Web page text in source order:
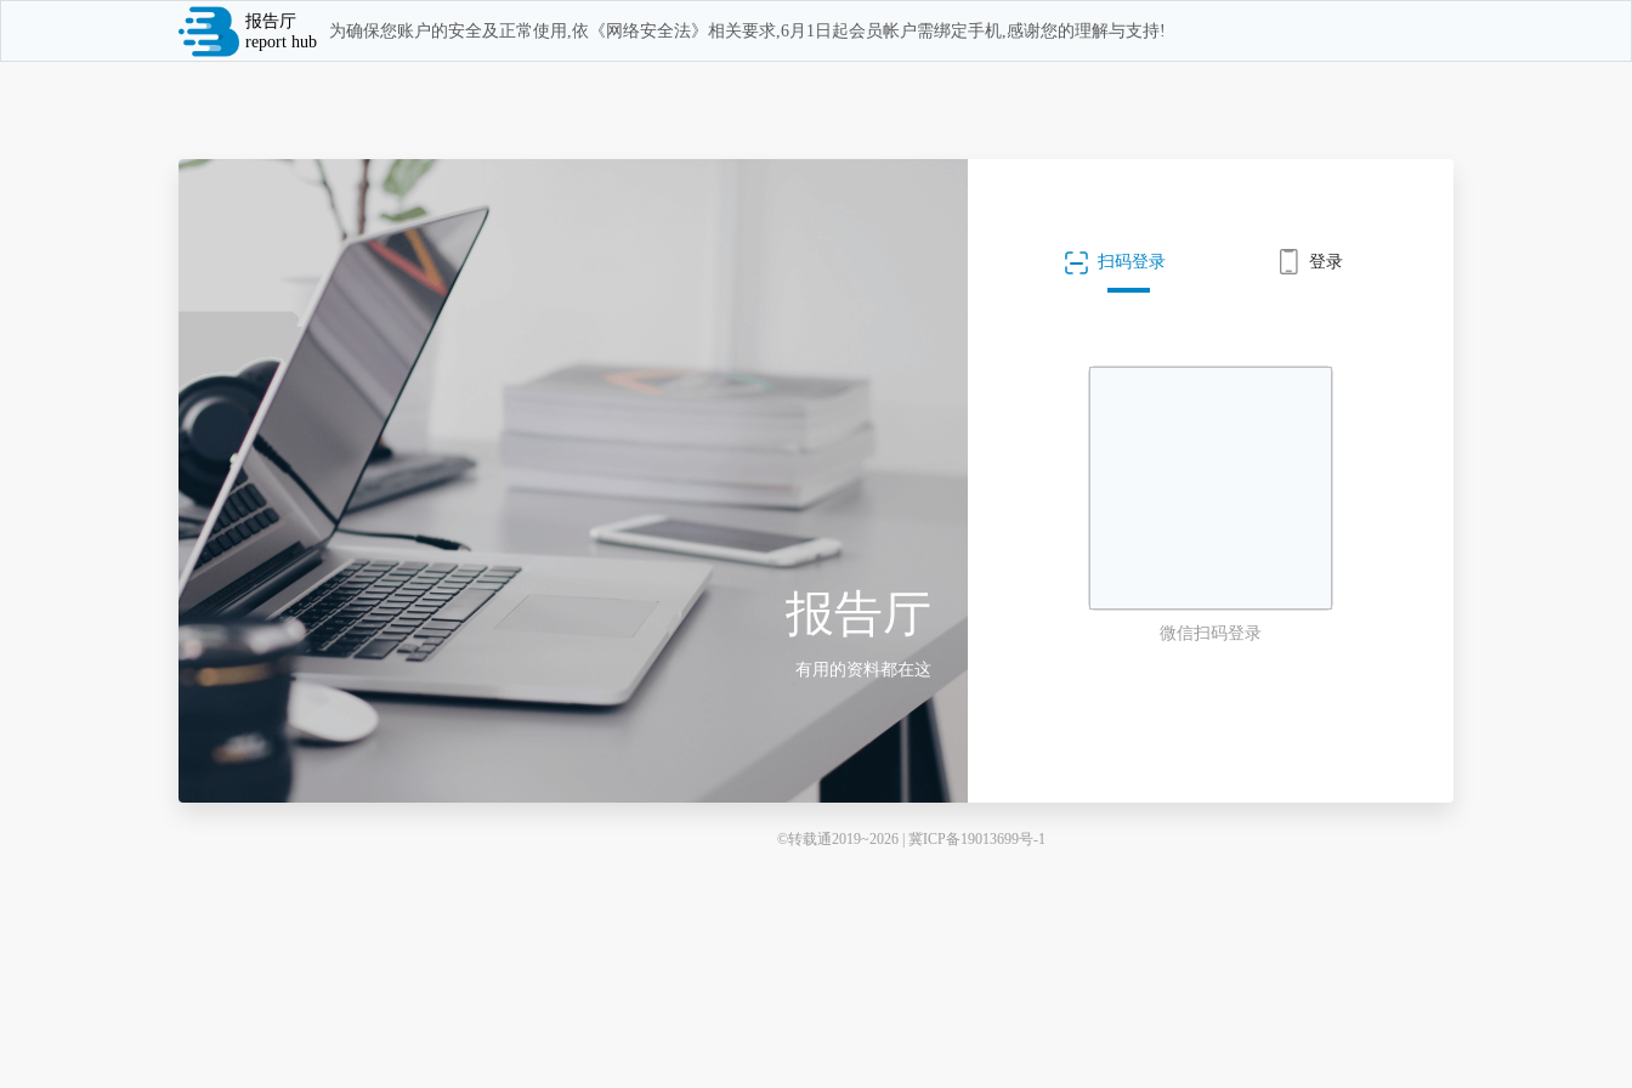
报告厅
report hub
为确保您账户的安全及正常使用,依《网络安全法》相关要求,6月1日起会员帐户需绑定手机,感谢您的理解与支持!
报告厅
有用的资料都在这
扫码登录 登录
微信扫码登录
©转载通2019~2026 | 冀ICP备19013699号-1